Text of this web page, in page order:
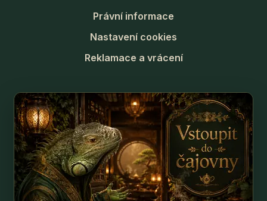
Právní informace
Nastavení cookies
Reklamace a vrácení